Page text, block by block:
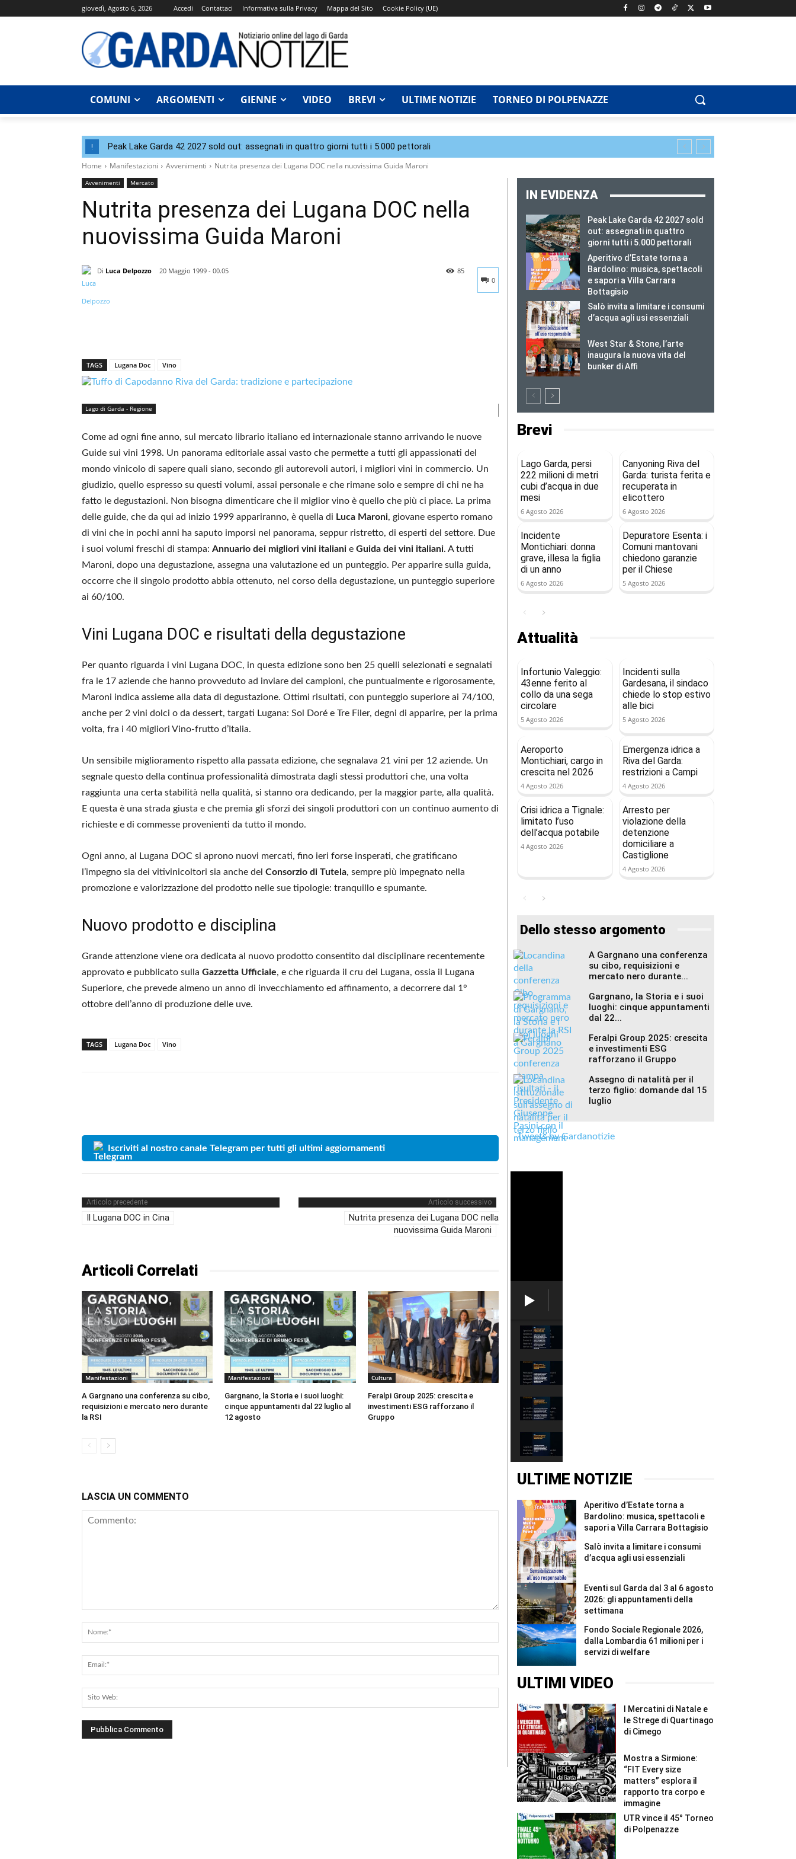
giovedì, Agosto 6, 2026 Accedi Contattaci Informativa sulla Privacy Mappa del Sito Cookie Policy (UE)
COMUNI ARGOMENTI GIENNE VIDEO BREVI ULTIME NOTIZIE TORNEO DI POLPENAZZE
! Peak Lake Garda 42 2027 sold out: assegnati in quattro giorni tutti i 5.000 pettorali
Home Manifestazioni Avvenimenti Nutrita presenza dei Lugana DOC nella nuovissima Guida Maroni
Avvenimenti Mercato
Nutrita presenza dei Lugana DOC nella
nuovissima Guida Maroni
Di Luca Delpozzo
20 Maggio 1999 - 00.05
0
85
TAGS Lugana Doc Vino
Lago di Garda - Regione
Come ad ogni fine anno, sul mercato librario italiano ed internazionale stanno arrivando le nuove
Guide sui vini 1998. Un panorama editoriale assai vasto che permette a tutti gli appassionati del
mondo vinicolo di sapere quali siano, secondo gli autorevoli autori, i migliori vini in commercio. Un
giudizio, quello espresso su questi volumi, assai personale e che rimane solo e sempre di chi ne ha
fatto le degustazioni. Non bisogna dimenticare che il miglior vino è quello che più ci piace. La prima
delle guide, che da qui ad inizio 1999 appariranno, è quella di Luca Maroni, giovane esperto romano
di vini che in pochi anni ha saputo imporsi nel panorama, seppur ristretto, di esperti del settore. Due
i suoi volumi freschi di stampa: Annuario dei migliori vini italiani e Guida dei vini italiani. A tutti
Maroni, dopo una degustazione, assegna una valutazione ed un punteggio. Per apparire sulla guida,
occorre che il singolo prodotto abbia ottenuto, nel corso della degustazione, un punteggio superiore
ai 60/100.
Vini Lugana DOC e risultati della degustazione
Per quanto riguarda i vini Lugana DOC, in questa edizione sono ben 25 quelli selezionati e segnalati
fra le 17 aziende che hanno provveduto ad inviare dei campioni, che puntualmente e rigorosamente,
Maroni indica assieme alla data di degustazione. Ottimi risultati, con punteggio superiore ai 74/100,
anche per 2 vini dolci o da dessert, targati Lugana: Sol Doré e Tre Filer, degni di apparire, per la prima
volta, fra i 40 migliori Vino-frutto d’Italia.
Un sensibile miglioramento rispetto alla passata edizione, che segnalava 21 vini per 12 aziende. Un
segnale questo della continua professionalità dimostrata dagli stessi produttori che, una volta
raggiunta una certa stabilità nella qualità, si stanno ora dedicando, per la maggior parte, alla qualità.
E questa è una strada giusta e che premia gli sforzi dei singoli produttori con un continuo aumento di
richieste e di commesse provenienti da tutto il mondo.
Ogni anno, al Lugana DOC si aprono nuovi mercati, fino ieri forse insperati, che gratificano
l’impegno sia dei vitivinicoltori sia anche del Consorzio di Tutela, sempre più impegnato nella
promozione e valorizzazione del prodotto nelle sue tipologie: tranquillo e spumante.
Nuovo prodotto e disciplina
Grande attenzione viene ora dedicata al nuovo prodotto consentito dal disciplinare recentemente
approvato e pubblicato sulla Gazzetta Ufficiale, e che riguarda il cru dei Lugana, ossia il Lugana
Superiore, che prevede almeno un anno di invecchiamento ed affinamento, a decorrere dal 1°
ottobre dell’anno di produzione delle uve.
TAGS Lugana Doc Vino
Iscriviti al nostro canale Telegram per tutti gli ultimi aggiornamenti
Articolo precedente
Il Lugana DOC in Cina
Articolo successivo
Nutrita presenza dei Lugana DOC nella
nuovissima Guida Maroni
Articoli Correlati
Manifestazioni
A Gargnano una conferenza su cibo,
requisizioni e mercato nero durante
la RSI
Manifestazioni
Gargnano, la Storia e i suoi luoghi:
cinque appuntamenti dal 22 luglio al
12 agosto
Cultura
Feralpi Group 2025: crescita e
investimenti ESG rafforzano il
Gruppo
LASCIA UN COMMENTO
Nome:*
Email:*
Web:
IN EVIDENZA
Peak Lake Garda 42 2027 sold
out: assegnati in quattro
giorni tutti i 5.000 pettorali
Aperitivo d’Estate torna a
Bardolino: musica, spettacoli
e sapori a Villa Carrara
Bottagisio
Salò invita a limitare i consumi
d’acqua agli usi essenziali
West Star & Stone, l’arte
inaugura la nuova vita del
bunker di Affi
Brevi
Lago Garda, persi
222 milioni di metri
cubi d’acqua in due
mesi
6 Agosto 2026
Canyoning Riva del
Garda: turista ferita e
recuperata in
elicottero
6 Agosto 2026
Incidente
Montichiari: donna
grave, illesa la figlia
di un anno
6 Agosto 2026
Depuratore Esenta: i
Comuni mantovani
chiedono garanzie
per il Chiese
5 Agosto 2026
Attualità
Infortunio Valeggio:
43enne ferito al
collo da una sega
circolare
5 Agosto 2026
Incidenti sulla
Gardesana, il sindaco
chiede lo stop estivo
alle bici
5 Agosto 2026
Aeroporto
Montichiari, cargo in
crescita nel 2026
4 Agosto 2026
Emergenza idrica a
Riva del Garda:
restrizioni a Campi
4 Agosto 2026
Crisi idrica a Tignale:
limitato l’uso
dell’acqua potabile
4 Agosto 2026
Arresto per
violazione della
detenzione
domiciliare a
Castiglione
4 Agosto 2026
Dello stesso argomento
A Gargnano una conferenza
su cibo, requisizioni e
mercato nero durante...
Gargnano, la Storia e i suoi
luoghi: cinque appuntamenti
dal 22...
Feralpi Group 2025: crescita
e investimenti ESG
rafforzano il Gruppo
Assegno di natalità per il
terzo figlio: domande dal 15
luglio
Tweets by Gardanotizie
#Shorts
il
Chiese
illesa
la
di
anno
#Shorts
ULTIME NOTIZIE
Aperitivo d’Estate torna a
Bardolino: musica, spettacoli e
sapori a Villa Carrara Bottagisio
Salò invita a limitare i consumi
d’acqua agli usi essenziali
Eventi sul Garda dal 3 al 6 agosto
2026: gli appuntamenti della
settimana
Fondo Sociale Regionale 2026,
dalla Lombardia 61 milioni per i
servizi di welfare
ULTIMI VIDEO
I Mercatini di Natale e
le Strege di Quartinago
di Cimego
Mostra a Sirmione:
“FIT Every size
matters” esplora il
rapporto tra corpo e
immagine
UTR vince il 45° Torneo
di Polpenazze